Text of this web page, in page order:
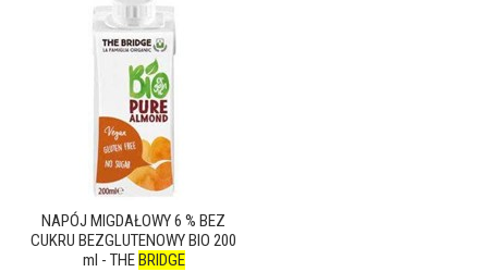
NAPÓJ MIGDAŁOWY 6 % BEZ
CUKRU BEZGLUTENOWY BIO 200
ml - THEBRIDGE